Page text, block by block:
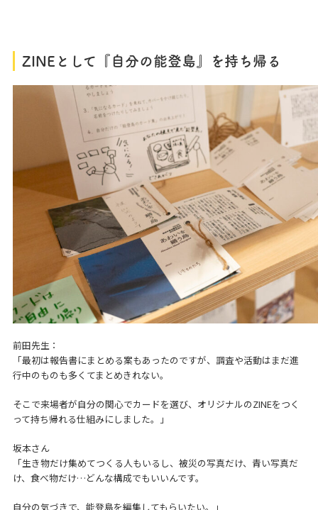
ZINEとして『自分の能登島』を持ち帰る
前田先生：
「最初は報告書にまとめる案もあったのですが、調査や活動はまだ進
行中のものも多くてまとめきれない。
そこで来場者が自分の関心でカードを選び、オリジナルのZINEをつく
って持ち帰れる仕組みにしました。」
坂本さん
「生き物だけ集めてつくる人もいるし、被災の写真だけ、青い写真だ
け、食べ物だけ…どんな構成でもいいんです。
自分の気づきで、能登島を編集してもらいたい。」